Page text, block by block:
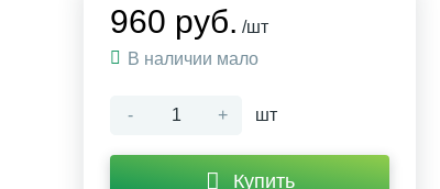
960 руб. /шт
В наличии мало
- + шт
Купить